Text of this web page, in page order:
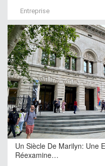
Entreprise
Un Siècle De Marilyn: Une
Réexamine…